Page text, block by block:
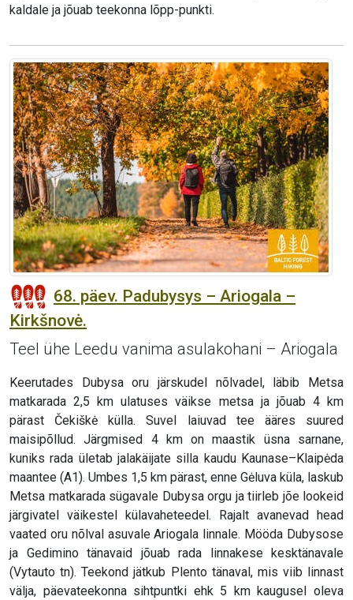
kaldale ja jõuab teekonna lõpp-punkti.
68. päev. Padubysys – Ariogala –
Kirkšnovė.
Teel ühe Leedu vanima asulakohani – Ariogala
Keerutades Dubysa oru järskudel nõlvadel, läbib Metsa
matkarada 2,5 km ulatuses väikse metsa ja jõuab 4 km
pärast Čekiškė külla. Suvel laiuvad tee ääres suured
maisipõllud. Järgmised 4 km on maastik üsna sarnane,
kuniks rada ületab jalakäijate silla kaudu Kaunase–Klaipėda
maantee (A1). Umbes 1,5 km pärast, enne Gėluva küla, laskub
Metsa matkarada sügavale Dubysa orgu ja tiirleb jõe lookeid
järgivatel väikestel külavaheteedel. Rajalt avanevad head
vaated oru nõlval asuvale Ariogala linnale. Mööda Dubysose
ja Gedimino tänavaid jõuab rada linnakese kesktänavale
(Vytauto tn). Teekond jätkub Plento tänaval, mis viib linnast
välja, päevateekonna sihtpuntki ehk 5 km kaugusel oleva